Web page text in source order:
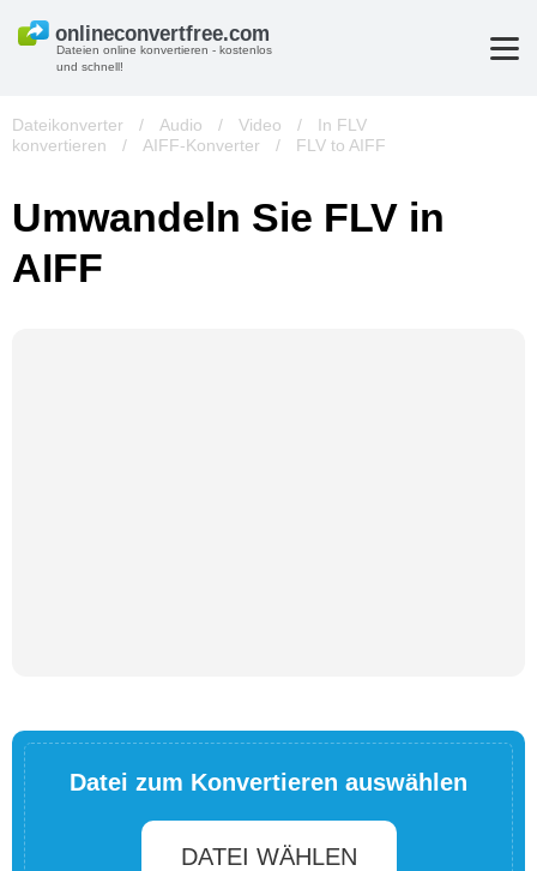
Dateien online konvertieren - kostenlos
und schnell!
Dateikonverter / Audio / Video /
In FLV
konvertieren
/ AIFF-Konverter / FLV to AIFF
Umwandeln Sie FLV in
AIFF
Datei zum Konvertieren auswählen
DATEI WÄHLEN